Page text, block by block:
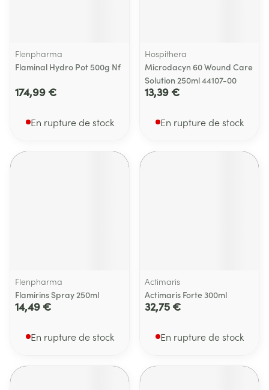
Flenpharma
Flaminal Hydro Pot 500g Nf
174,99 €
En rupture de stock
Hospithera
Microdacyn 60 Wound Care
Solution 250ml 44107-00
13,39 €
En rupture de stock
Flenpharma
Flamirins Spray 250ml
14,49 €
En rupture de stock
Actimaris
Actimaris Forte 300ml
32,75 €
En rupture de stock